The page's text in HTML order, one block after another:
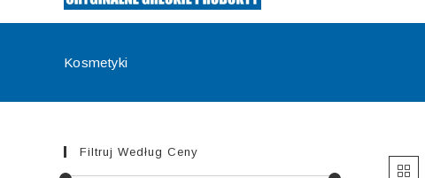
Kosmetyki
Filtruj Według Ceny